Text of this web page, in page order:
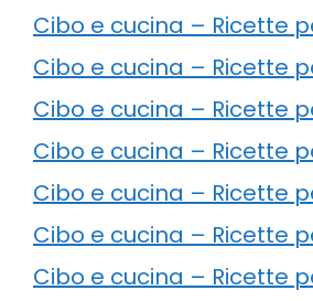
Cibo e cucina – Ricette
Cibo e cucina – Ricette
Cibo e cucina – Ricette
Cibo e cucina – Ricette
Cibo e cucina – Ricette
Cibo e cucina – Ricette
Cibo e cucina – Ricette